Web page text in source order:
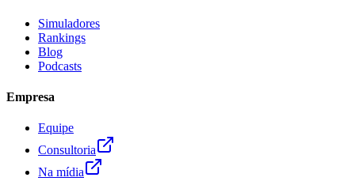
Simuladores
Rankings
Blog
Podcasts
Empresa
Equipe
Consultoria
Na mídia